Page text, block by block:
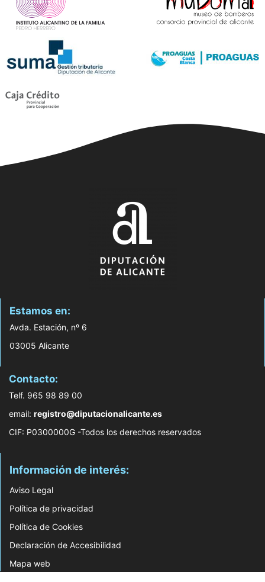
Estamos en:
Avda. Estación, nº 6
03005 Alicante
Contacto:
Telf. 965 98 89 00
email: registro@diputacionalicante.es
CIF: P0300000G -Todos los derechos reservados
Información de interés:
Aviso Legal
Política de privacidad
Política de Cookies
Declaración de Accesibilidad
Mapa web